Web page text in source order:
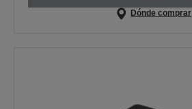
Dónde comprar